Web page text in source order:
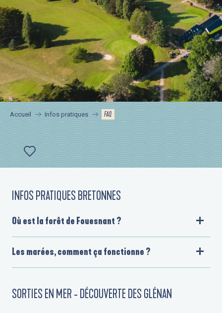
Accueil Infos pratiques FAQ
Ajouter aux favoris
INFOS PRATIQUES BRETONNES
Où est la forêt de Fouesnant ?
Les marées, comment ça fonctionne ?
SORTIES EN MER - DÉCOUVERTE DES GLÉNAN